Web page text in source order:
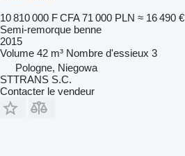
10 810 000 F CFA 71 000 PLN ≈ 16 490 €
Semi-remorque benne
2015
Volume 42 m³ Nombre d'essieux 3
Pologne, Niegowa
STTRANS S.C.
Contacter le vendeur